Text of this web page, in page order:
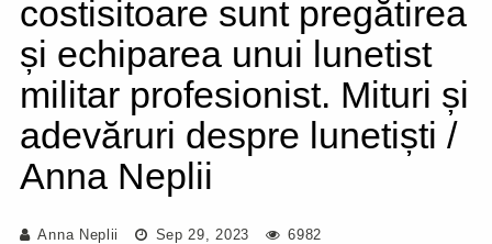
costisitoare sunt pregătirea
și echiparea unui lunetist
militar profesionist. Mituri și
adevăruri despre lunetiști /
Anna Neplii
Anna Neplii Sep 29, 2023 6982